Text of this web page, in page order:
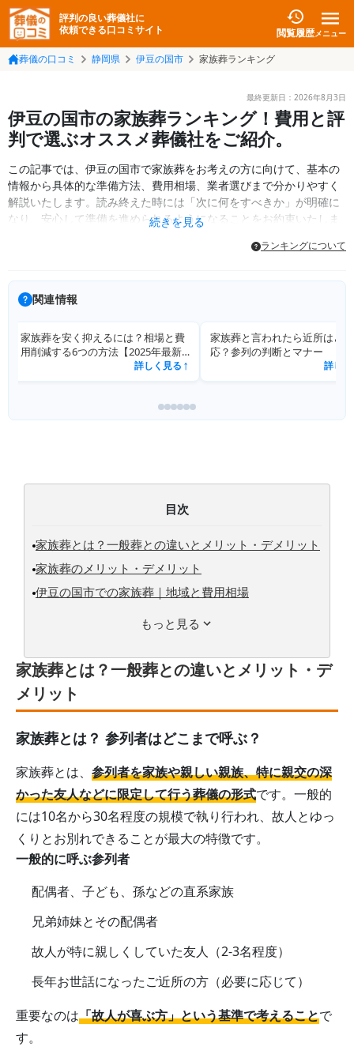
評判の良い葬儀社に
依頼できる口コミサイト
閲覧履歴メニュー
葬儀の口コミ 静岡県 伊豆の国市 家族葬ランキング
最終更新日： 2026年8月3日
伊豆の国市の家族葬ランキング！費用と評
判で選ぶオススメ葬儀社をご紹介。
この記事では、伊豆の国市で家族葬をお考えの方に向けて、基本の
情報から具体的な準備方法、費用相場、業者選びまで分かりやすく
解説いたします。読み終えた時には「次に何をすべきか」が明確に
なり、安心して準備を進められるようになることをお約束いたしま
続きを見る
ランキングについて
関連情報
家族葬と言われたら近所はどう対
応？参列の判断とマナー
詳しく見る↗
家族葬の服装・マナーを完全解
詳しく
目次
家族葬とは？一般葬との違いとメリット・デメリット
家族葬のメリット・デメリット
伊豆の国市での家族葬｜地域と費用相場
もっと見る
家族葬とは？一般葬との違いとメリット・デ
メリット
家族葬とは？ 参列者はどこまで呼ぶ？
家族葬とは、 参列者を家族や親しい親族、特に親交の深
かった友人などに限定して行う葬儀の形式です。一般的
には10名から30名程度の規模で執り行われ、故人とゆっ
くりとお別れできることが最大の特徴です。
一般的に呼ぶ参列者
配偶者、子ども、孫などの直系家族
兄弟姉妹とその配偶者
故人が特に親しくしていた友人（2-3名程度）
長年お世話になったご近所の方（必要に応じて）
重要なのは「故人が喜ぶ方」という基準で考えることで
す。